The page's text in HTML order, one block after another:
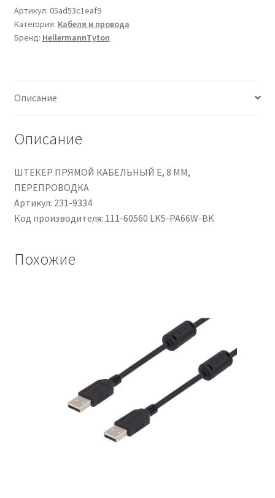
HellermannTyton
LK5
in
535mm
13,2
mm,
Nero
Артикул: 05ad53c1eaf9
Категория: Кабеля и провода
Бренд: HellermannTyton
Описание
Описание
ШТЕКЕР ПРЯМОЙ КАБЕЛЬНЫЙ E, 8 ММ,
ПЕРЕПРОВОДКА
Артикул: 231-9334
Код производителя: 111-60560 LK5-PA66W-BK
Похожие